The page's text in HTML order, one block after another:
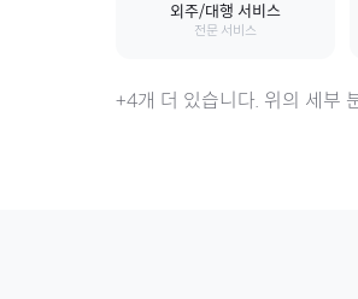
외주/대행 서비스
전문 서비스
+4개 더 있습니다. 위의 세부